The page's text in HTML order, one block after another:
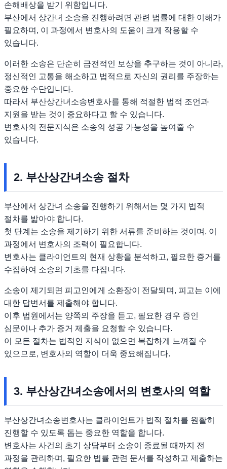
손해배상을 받기 위함입니다.
부산에서 상간녀 소송을 진행하려면 관련 법률에 대한 이해가
필요하며, 이 과정에서 변호사의 도움이 크게 작용할 수
있습니다.
이러한 소송은 단순히 금전적인 보상을 추구하는 것이 아니라,
정신적인 고통을 해소하고 법적으로 자신의 권리를 주장하는
중요한 수단입니다.
따라서 부산상간녀소송변호사를 통해 적절한 법적 조언과
지원을 받는 것이 중요하다고 할 수 있습니다.
변호사의 전문지식은 소송의 성공 가능성을 높여줄 수
있습니다.
2. 부산상간녀소송 절차
부산에서 상간녀 소송을 진행하기 위해서는 몇 가지 법적
절차를 밟아야 합니다.
첫 단계는 소송을 제기하기 위한 서류를 준비하는 것이며, 이
과정에서 변호사의 조력이 필요합니다.
변호사는 클라이언트의 현재 상황을 분석하고, 필요한 증거를
수집하여 소송의 기초를 다집니다.
소송이 제기되면 피고인에게 소환장이 전달되며, 피고는 이에
대한 답변서를 제출해야 합니다.
이후 법원에서는 양쪽의 주장을 듣고, 필요한 경우 증인
심문이나 추가 증거 제출을 요청할 수 있습니다.
이 모든 절차는 법적인 지식이 없으면 복잡하게 느껴질 수
있으므로, 변호사의 역할이 더욱 중요해집니다.
3. 부산상간녀소송에서의 변호사의 역할
부산상간녀소송변호사는 클라이언트가 법적 절차를 원활히
진행할 수 있도록 돕는 중요한 역할을 합니다.
변호사는 사건의 초기 상담부터 소송이 종료될 때까지 전
과정을 관리하며, 필요한 법률 관련 문서를 작성하고 제출하는